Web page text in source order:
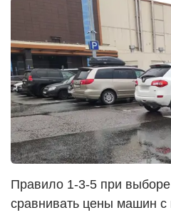
Правило 1-3-5 при
сравнивать цены машин с